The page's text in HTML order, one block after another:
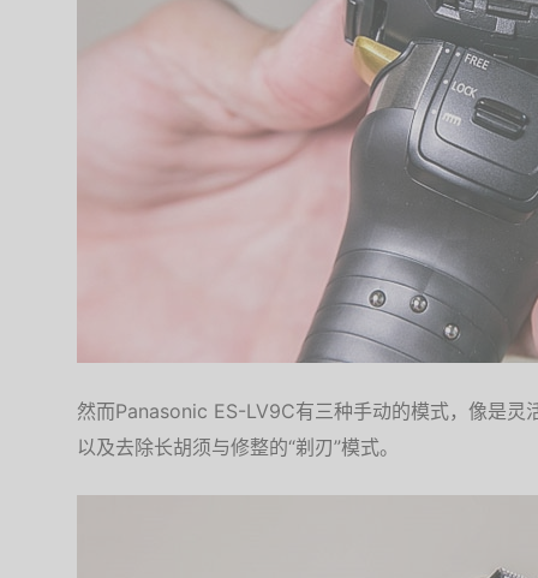
然而Panasonic ES-LV9C有三种手动的模式，像是灵
以及去除长胡须与修整的“剃刃”模式。